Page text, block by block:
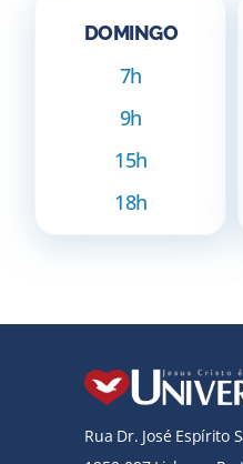
DOMINGO
7h
9h
15h
18h
Rua Dr. José Espírito